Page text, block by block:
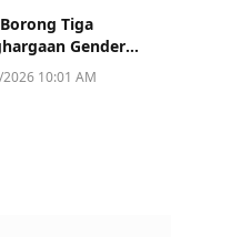
Tiga
Gender
Kaltim 2026,
10:01 AM